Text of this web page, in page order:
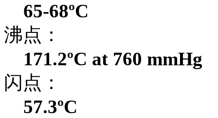
65-68ºC
沸点：
171.2ºC at 760 mmHg
闪点：
57.3ºC